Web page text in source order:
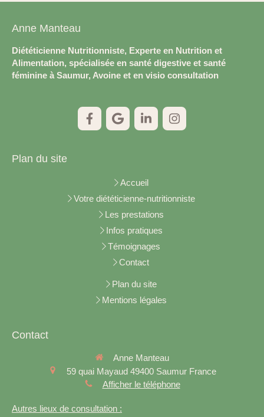
Anne Manteau
Diététicienne Nutritionniste, Experte en Nutrition et
Alimentation, spécialisée en santé digestive et santé
féminine à Saumur, Avoine et en visio consultation
Plan du site
Accueil
Votre diététicienne-nutritionniste
Les prestations
Infos pratiques
Témoignages
Contact
Plan du site
Mentions légales
Contact
Anne Manteau
59 quai Mayaud 49400 Saumur France
Afficher le téléphone
Autres lieux de consultation :